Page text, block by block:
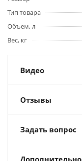
Тип товара
Объем, л
Вес, кг
Видео
Отзывы
Задать вопрос
Дополнительно